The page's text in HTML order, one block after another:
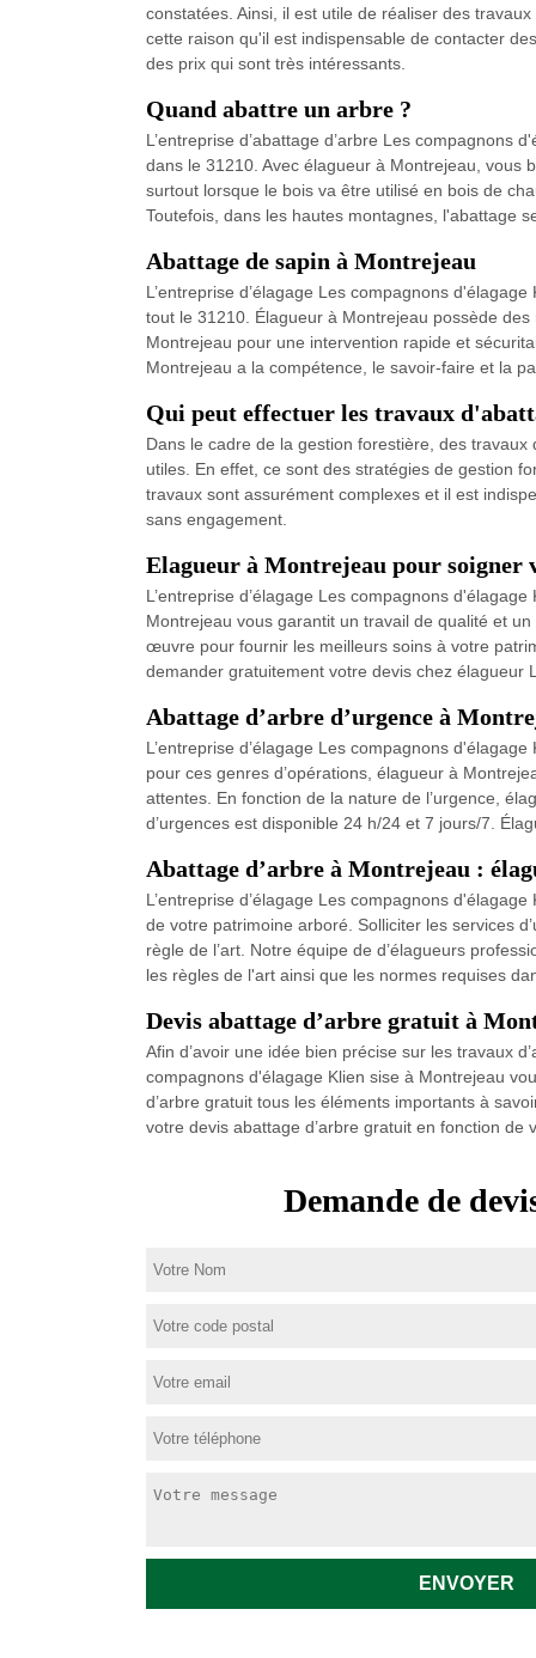
constatées. Ainsi, il est utile de réaliser des
cette raison qu'il est indispensable de contacter
des prix qui sont très intéressants.
Quand abattre un arbre ?
L’entreprise d’abattage d’arbre Les compagnons
dans le 31210. Avec élagueur à Montrejeau, vous
surtout lorsque le bois va être utilisé en bois de
Toutefois, dans les hautes montagnes, l'abattage
Abattage de sapin à Montrejeau
L’entreprise d’élagage Les compagnons
tout le 31210. Élagueur à Montrejeau possède
Montrejeau pour une intervention rapide et
Montrejeau a la compétence, le savoir-faire et la
Qui peut effectuer les travaux
Dans le cadre de la gestion forestière, des
utiles. En effet, ce sont des stratégies de gestion
travaux sont assurément complexes et il est
sans engagement.
Elagueur à Montrejeau pour soigner
L’entreprise d’élagage Les compagnons
Montrejeau vous garantit un travail de qualité et
œuvre pour fournir les meilleurs soins à votre
demander gratuitement votre devis chez élagueur
Abattage d’arbre d’urgence à
L’entreprise d’élagage Les compagnons
pour ces genres d’opérations, élagueur à
attentes. En fonction de la nature de l’urgence,
d’urgences est disponible 24 h/24 et 7 jours/7.
Abattage d’arbre à Montrejeau :
L’entreprise d’élagage Les compagnons
de votre patrimoine arboré. Solliciter les services
règle de l’art. Notre équipe de d’élagueurs
les règles de l'art ainsi que les normes requises
Devis abattage d’arbre gratuit à
Afin d’avoir une idée bien précise sur les travaux
compagnons d'élagage Klien sise à Montrejeau
d’arbre gratuit tous les éléments importants à
votre devis abattage d’arbre gratuit en fonction de
Demande de